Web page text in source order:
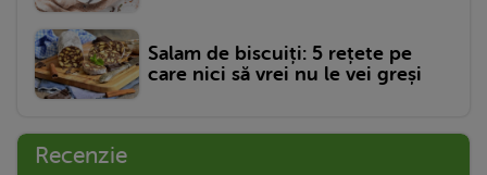
Salam de biscuiți: 5 rețete pe
care nici să vrei nu le vei greși
Recenzie